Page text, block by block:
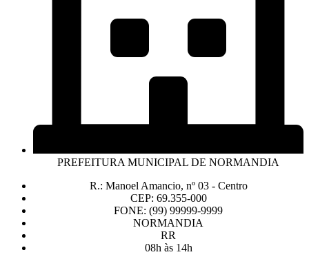
PREFEITURA MUNICIPAL DE NORMANDIA
R.: Manoel Amancio, nº 03 - Centro
CEP: 69.355-000
FONE: (99) 99999-9999
NORMANDIA
RR
08h às 14h